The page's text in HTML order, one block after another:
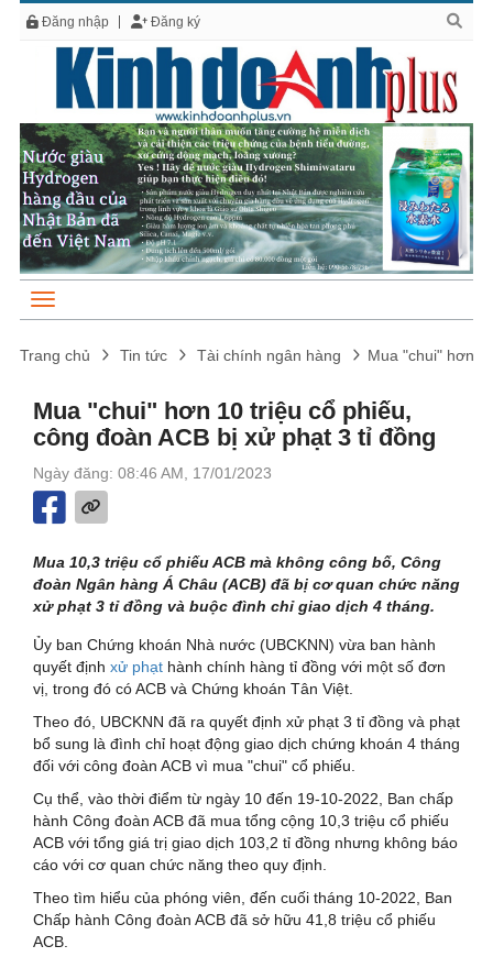
Đăng nhập Đăng ký
Trang chủ Tin tức Tài chính ngân hàng Mua "chui" hơn
Mua "chui" hơn 10 triệu cổ phiếu,
công đoàn ACB bị xử phạt 3 tỉ đồng
Ngày đăng: 08:46 AM, 17/01/2023
Mua 10,3 triệu cổ phiếu ACB mà không công bố, Công
đoàn Ngân hàng Á Châu (ACB) đã bị cơ quan chức năng
xử phạt 3 tỉ đồng và buộc đình chỉ giao dịch 4 tháng.
Ủy ban Chứng khoán Nhà nước (UBCKNN) vừa ban hành
quyết định xử phạt hành chính hàng tỉ đồng với một số đơn
vị, trong đó có ACB và Chứng khoán Tân Việt.
Theo đó, UBCKNN đã ra quyết định xử phạt 3 tỉ đồng và phạt
bổ sung là đình chỉ hoạt động giao dịch chứng khoán 4 tháng
đối với công đoàn ACB vì mua "chui" cổ phiếu.
Cụ thể, vào thời điểm từ ngày 10 đến 19-10-2022, Ban chấp
hành Công đoàn ACB đã mua tổng cộng 10,3 triệu cổ phiếu
ACB với tổng giá trị giao dịch 103,2 tỉ đồng nhưng không báo
cáo với cơ quan chức năng theo quy định.
Theo tìm hiểu của phóng viên, đến cuối tháng 10-2022, Ban
Chấp hành Công đoàn ACB đã sở hữu 41,8 triệu cổ phiếu
ACB.